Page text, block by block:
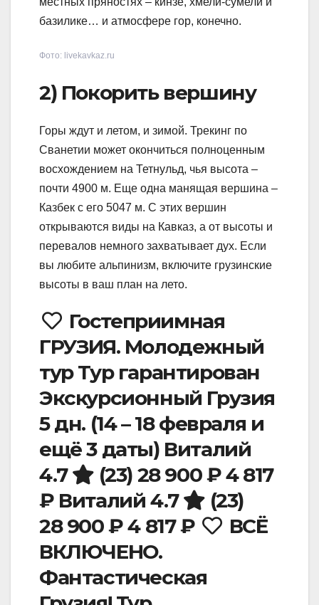
базилике… и атмосфере гор, конечно.
Фото: livekavkaz.ru
2) Покорить вершину
Горы ждут и летом, и зимой. Трекинг по
Сванетии может окончиться полноценным
восхождением на Тетнульд, чья высота –
почти 4900 м. Еще одна манящая вершина –
Казбек с его 5047 м. С этих вершин
открываются виды на Кавказ, а от высоты и
перевалов немного захватывает дух. Если
вы любите альпинизм, включите грузинские
высоты в ваш план на лето.
Гостеприимная
ГРУЗИЯ. Молодежный
тур Тур гарантирован
Экскурсионный Грузия
5 дн. (14 – 18 февраля и
ещё 3 даты) Виталий
4.7
(23) 28 900 ₽4 817
₽ Виталий 4.7
(23)
28 900 ₽4 817 ₽
ВСЁ
ВКЛЮЧЕНО.
Фантастическая